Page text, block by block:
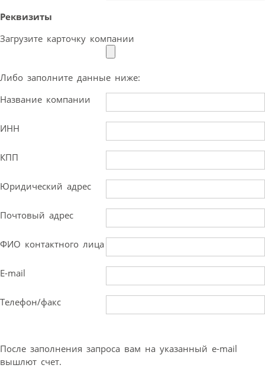
Реквизиты
Загрузите карточку компании
Либо заполните данные ниже:
Название компании
ИНН
КПП
Юридический адрес
Почтовый адрес
ФИО контактного лица
E-mail
Телефон/факс
После заполнения запроса вам на указанный e-mail
вышлют счет.